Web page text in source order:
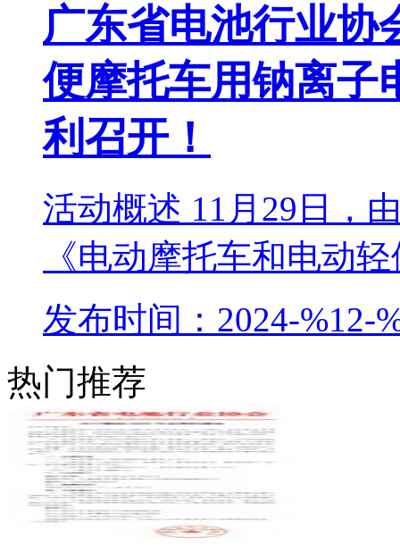
广东省电池行业协
便摩托车用钠离子
利召开！
活动概述 11月29日，
《电动摩托车和电动
发布时间：2024-%12-
热门推荐